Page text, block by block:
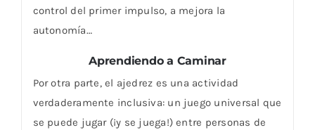
control del primer impulso, a mejora la
autonomía…
Aprendiendo a Caminar
Por otra parte, el ajedrez es una actividad
verdaderamente inclusiva: un juego universal que
se puede jugar (¡y se juega!) entre personas de